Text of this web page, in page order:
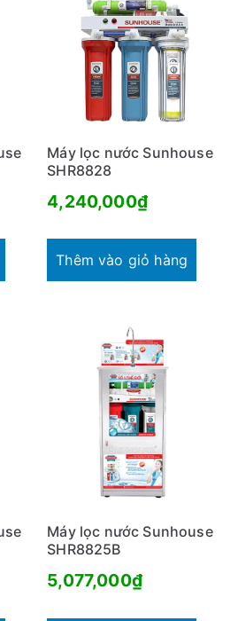
Máy lọc nước Sunhouse
SHR8828
4,240,000₫
Thêm vào giỏ hàng
Máy lọc nước Sunhouse
SHR8825B
5,077,000₫